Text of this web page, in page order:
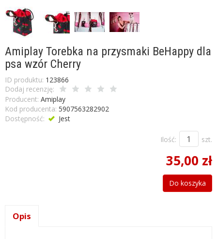
Amiplay Torebka na przysmaki BeHappy dla
psa wzór Cherry
ID produktu: 123866
Dodaj recenzję:
Producent: Amiplay
Kod producenta: 5907563282902
Dostępność:
Jest
Ilość: szt.
35,00 zł
Do koszyka
Opis